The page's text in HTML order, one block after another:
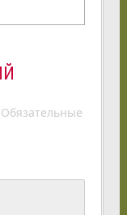
Обязательные